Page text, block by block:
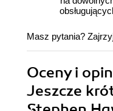
Masz pytania?
Oceny i
Jeszcze